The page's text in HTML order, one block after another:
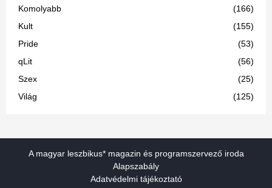
Komolyabb
(166)
Kult
(155)
Pride
(53)
qLit
(56)
Szex
(25)
Világ
(125)
A magyar leszbikus* magazin és programszervező iroda
Alapszabály
Adatvédelmi tájékoztató